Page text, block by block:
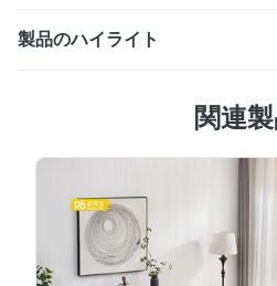
製品のハイライト
動オプションを備えたカスタマ
の専門知識が特徴です。リビン
関連